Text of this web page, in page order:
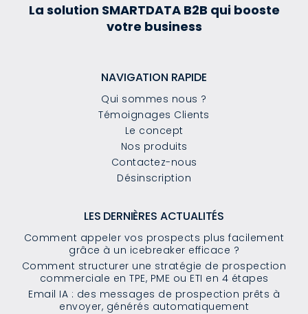
La solution SMARTDATA B2B qui booste
votre business
NAVIGATION RAPIDE
Qui sommes nous ?
Témoignages Clients
Le concept
Nos produits
Contactez-nous
Désinscription
LES DERNIÈRES ACTUALITÉS
Comment appeler vos prospects plus facilement
grâce à un icebreaker efficace ?
Comment structurer une stratégie de prospection
commerciale en TPE, PME ou ETI en 4 étapes
Email IA : des messages de prospection prêts à
envoyer, générés automatiquement